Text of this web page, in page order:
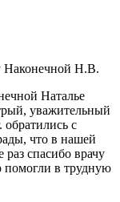
Наконечной Н.В.
Наталье
уважительный
обратились с
что в нашей
спасибо врачу
помогли в трудную